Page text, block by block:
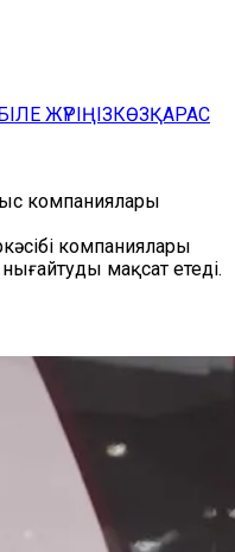
ЖҮРІҢІЗКӨЗҚАРАС
компаниялары
компаниялары
мақсат етеді.